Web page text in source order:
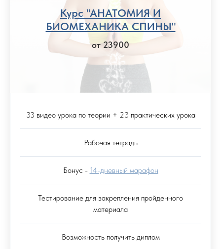
Курс "АНАТОМИЯ И
БИОМЕХАНИКА СПИНЫ"
от 23900
33 видео урока по теории + 23 практических урока
Рабочая тетрадь
Бонус - 14-дневный марафон
Тестирование для закрепления пройденного
материала
Возможность получить диплом